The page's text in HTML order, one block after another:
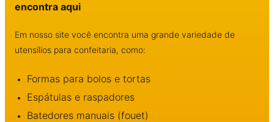
encontra aqui
Em nosso site você encontra uma grande variedade de
utensílios para confeitaria, como:
Formas para bolos e tortas
Espátulas e raspadores
Batedores manuais (fouet)